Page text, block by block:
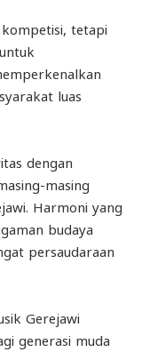
tetapi
luas
dengan
masing
Harmoni yang
budaya
persaudaraan
Gerejawi
generasi muda